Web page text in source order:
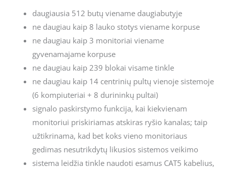
daugiausia 512 butų viename daugiabutyje
ne daugiau kaip 8 lauko stotys viename korpuse
ne daugiau kaip 3 monitoriai viename
gyvenamajame korpuse
ne daugiau kaip 239 blokai visame tinkle
ne daugiau kaip 14 centrinių pultų vienoje sistemoje
(6 kompiuteriai + 8 durininkų pultai)
signalo paskirstymo funkcija, kai kiekvienam
monitoriui priskiriamas atskiras ryšio kanalas; taip
užtikrinama, kad bet koks vieno monitoriaus
gedimas nesutrikdytų likusios sistemos veikimo
sistema leidžia tinkle naudoti esamus CAT5 kabelius,